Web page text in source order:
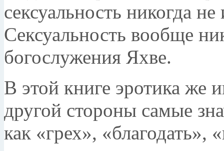
сексуальность никогда
Сексуальность вообще
богослужения Яхве.
В этой книге эротика же
другой стороны самые
как «грех», «благодать»,